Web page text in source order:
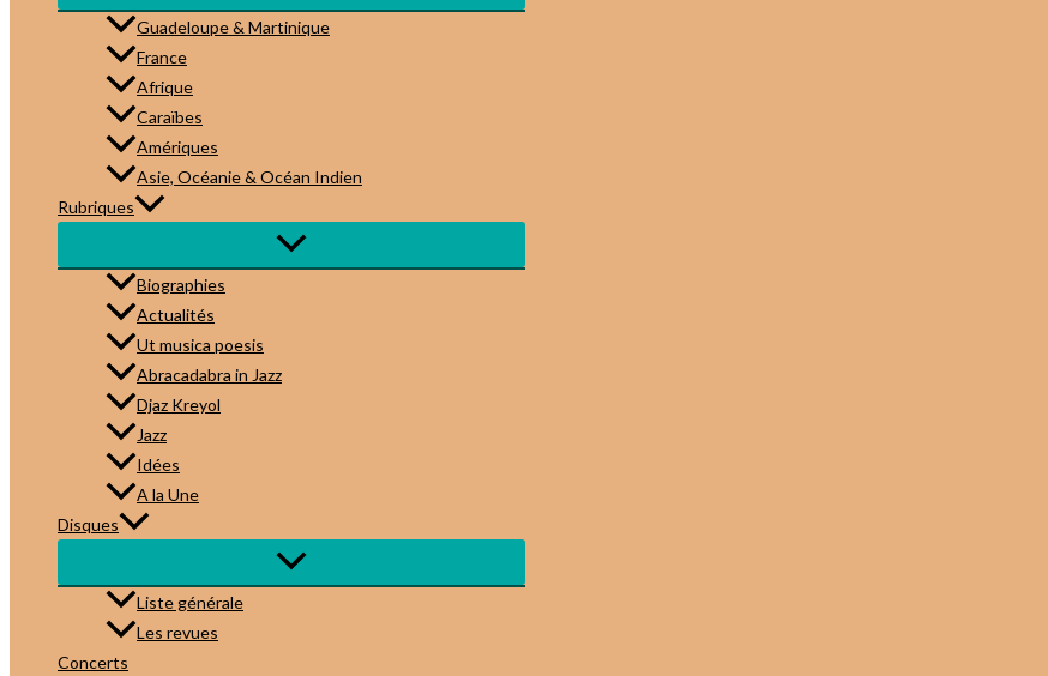
Guadeloupe & Martinique
France
Afrique
Caraïbes
Amériques
Asie, Océanie & Océan Indien
Rubriques
Biographies
Actualités
Ut musica poesis
Abracadabra in Jazz
Djaz Kreyol
Jazz
Idées
A la Une
Disques
Liste générale
Les revues
Concerts